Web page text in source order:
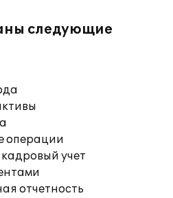
следующие
операции
учет
отчетность